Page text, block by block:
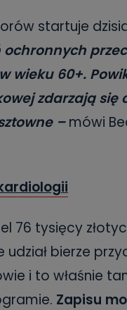
startuje
wieku 60+.
zdarzają się
– mówi
76 tysięcy
bierze
i to właśnie
Zapisu